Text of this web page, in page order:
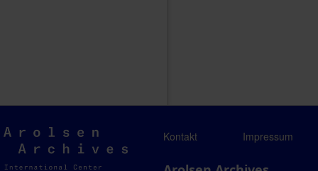
Arolsen
Archives
Kontakt Impressum